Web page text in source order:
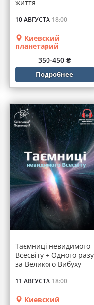
життя
10 АВГУСТА 18:00
Киевский
планетарий
350-450 ₴
Подробнее
Таємниці невидимого
Всесвіту + Одного разу
за Великого Вибуху
11 АВГУСТА 18:00
Киевский